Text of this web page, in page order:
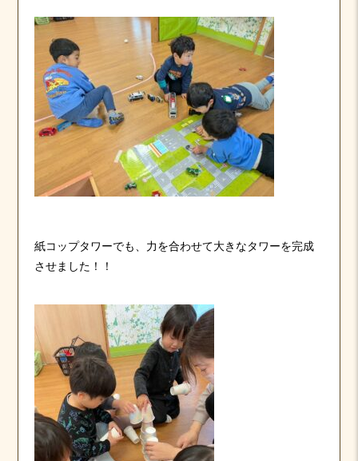
紙コップタワーでも、力を合わせて大きなタワーを完成
させました！！